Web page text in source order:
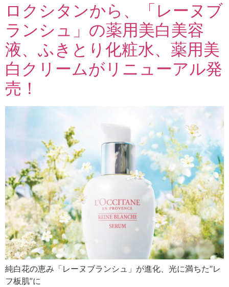
ロクシタンから、「レーヌブ
ランシュ」の薬用美白美容
液、ふきとり化粧水、薬用美
白クリームがリニューアル発
売！
純白花の恵み「レーヌブランシュ」が進化、光に満ちた“レ
フ板肌”に